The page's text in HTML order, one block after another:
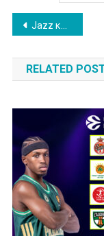
Post
Jazz και United Group συνεργάζονται για να φέρουν αποκλειστικό περιεχόμενο jazz στη Νοτιοανατολική Ευρώπη
RELATED